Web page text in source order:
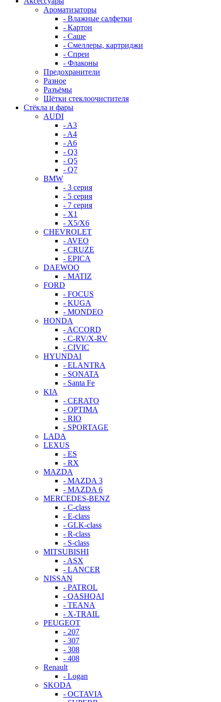
Ароматизаторы
- Влажные салфетки
- Картон
- Саше
- Смеллеры, картриджи
- Спреи
- Флаконы
Предохранители
Разное
Разъёмы
Щётки стеклоочистителя
Стёкла и фары
AUDI
- A3
- A4
- A6
- Q3
- Q5
- Q7
BMW
- 3 серия
- 5 серия
- 7 серия
- X1
- X5/X6
CHEVROLET
- AVEO
- CRUZE
- EPICA
DAEWOO
- MATIZ
FORD
- FOCUS
- KUGA
- MONDEO
HONDA
- ACCORD
- C-RV/X-RV
- CIVIC
HYUNDAI
- ELANTRA
- SONATA
- Santa Fe
KIA
- CERATO
- OPTIMA
- RIO
- SPORTAGE
LADA
LEXUS
- ES
- RX
MAZDA
- MAZDA 3
- MAZDA 6
MERCEDES-BENZ
- C-class
- E-class
- GLK-class
- R-class
- S-class
MITSUBISHI
- ASX
- LANCER
NISSAN
- PATROL
- QASHQAI
- TEANA
- X-TRAIL
PEUGEOT
- 207
- 307
- 308
- 408
Renault
- Logan
SKODA
- OCTAVIA